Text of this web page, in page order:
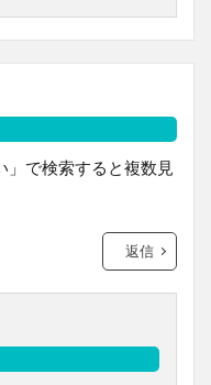
」で検索すると複数見
返信